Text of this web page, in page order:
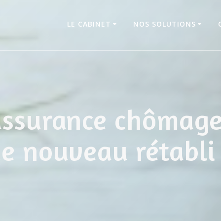
LE CABINET NOS SOLUTIONS
nouveau rétabli